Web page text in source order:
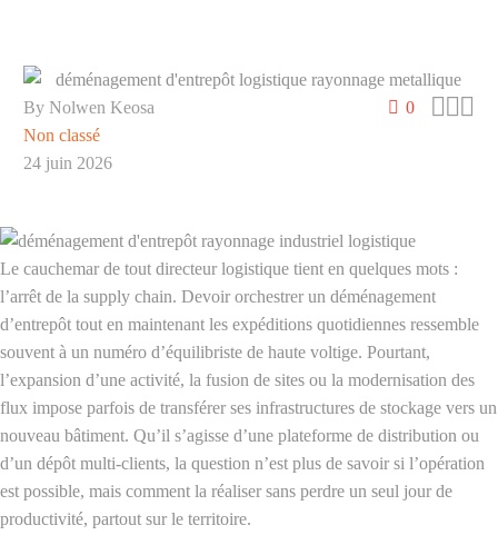
0 
By Nolwen Keosa
Non classé
24 juin 2026
Le cauchemar de tout directeur logistique tient en quelques mots :
l’arrêt de la supply chain. Devoir orchestrer un déménagement
d’entrepôt tout en maintenant les expéditions quotidiennes ressemble
souvent à un numéro d’équilibriste de haute voltige. Pourtant,
l’expansion d’une activité, la fusion de sites ou la modernisation des
flux impose parfois de transférer ses infrastructures de stockage vers un
nouveau bâtiment. Qu’il s’agisse d’une plateforme de distribution ou
d’un dépôt multi-clients, la question n’est plus de savoir si l’opération
est possible, mais comment la réaliser sans perdre un seul jour de
productivité, partout sur le territoire.